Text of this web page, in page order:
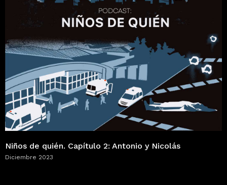
Niños de quién. Capítulo 2: Antonio y Nicolás
Diciembre 2023